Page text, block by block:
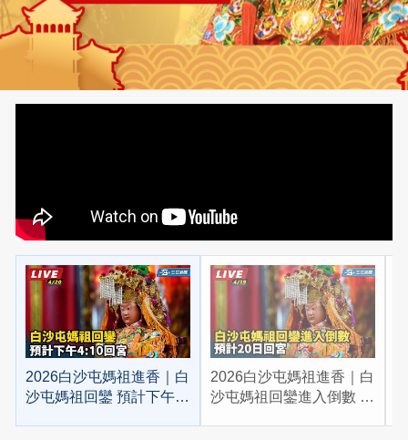
2026白沙屯媽祖進香｜白
沙屯媽祖回鑾 預計下午
2026白沙屯媽祖進香｜白
沙屯媽祖回鑾進入倒數 預